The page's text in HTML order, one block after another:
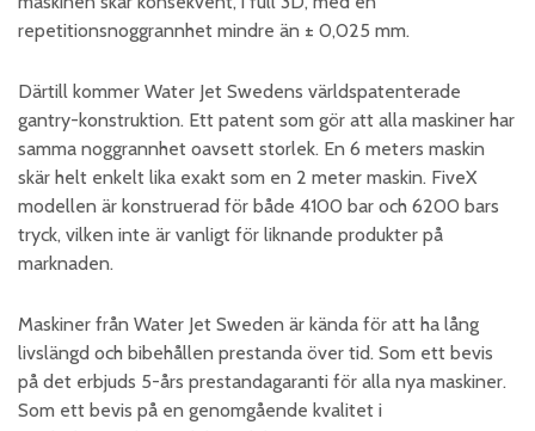
repetitionsnoggrannhet mindre än ± 0,025 mm.
Därtill kommer Water Jet Swedens världspatenterade
gantry-konstruktion. Ett patent som gör att alla maskiner har
samma noggrannhet oavsett storlek. En 6 meters maskin
skär helt enkelt lika exakt som en 2 meter maskin. FiveX
modellen är konstruerad för både 4100 bar och 6200 bars
tryck, vilken inte är vanligt för liknande produkter på
marknaden.
Maskiner från Water Jet Sweden är kända för att ha lång
livslängd och bibehållen prestanda över tid. Som ett bevis
på det erbjuds 5-års prestandagaranti för alla nya maskiner.
Som ett bevis på en genomgående kvalitet i